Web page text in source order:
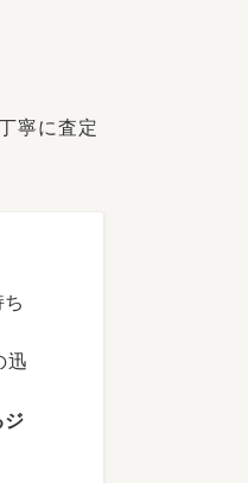
寧に査定
迅
ジ